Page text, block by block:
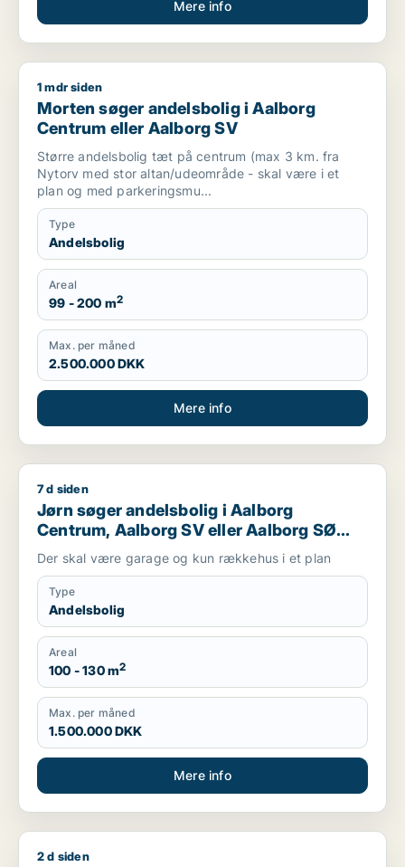
Mere info
Morten søger andelsbolig i Aalborg Centrum eller Aalborg SV
1 mdr siden
Morten søger andelsbolig i Aalborg
Centrum eller Aalborg SV
Større andelsbolig tæt på centrum (max 3 km. fra
Nytorv med stor altan/udeområde - skal være i et
plan og med parkeringsmu...
Type
Andelsbolig
Areal
99 - 200 m2
Max. per måned
2.500.000 DKK
Mere info
Jørn søger andelsbolig i Aalborg Centrum, Aalborg SV eller
7 d siden
Jørn søger andelsbolig i Aalborg
Centrum, Aalborg SV eller Aalborg SØ
m.fl.
Der skal være garage og kun rækkehus i et plan
Type
Andelsbolig
Areal
100 - 130 m2
Max. per måned
1.500.000 DKK
Mere info
Lena søger andelsbolig i Skagen
2 d siden